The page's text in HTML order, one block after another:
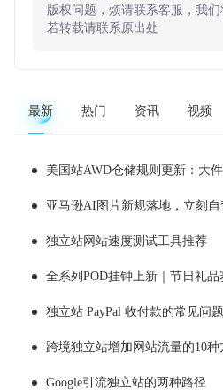
版权问题，烦请联系客服，我
若转载请联系原出处
最新 热门 资讯 视频
美国站AWD仓储规则更新：大
亚马逊AI图片新规落地，立刻自
独立站网站速度测试工具推荐
全系列POD挂钟上新｜节日礼品赛道黑马，亚
独立站 PayPal 收付款的常见问
跨境独立站增加网站流量的10种
Google引流独立站的两种路径